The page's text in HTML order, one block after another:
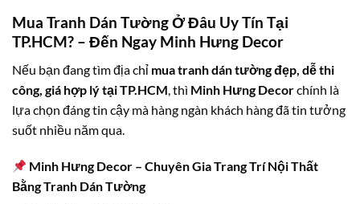
Mua Tranh Dán Tường Ở Đâu Uy Tín Tại
TP.HCM? – Đến Ngay Minh Hưng Decor
Nếu bạn đang tìm địa chỉ mua tranh dán tường đẹp, dễ thi
công, giá hợp lý tại TP.HCM , thì Minh Hưng Decorchính là
lựa chọn đáng tin cậy mà hàng ngàn khách hàng đã tin tưởng
suốt nhiều năm qua.
Minh Hưng Decor – Chuyên Gia Trang Trí Nội Thất
Bằng Tranh Dán Tường